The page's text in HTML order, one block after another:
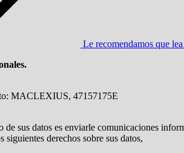
Le recomendamos que
MACLEXIUS, 47157175E
sus datos es enviarle comunicaciones
siguientes derechos sobre sus datos,